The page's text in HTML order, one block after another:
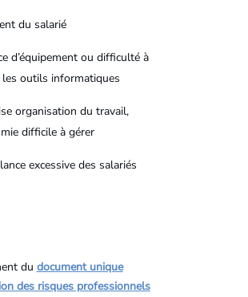
du salarié
d’équipement ou difficulté à
outils informatiques
organisation du travail,
difficile à gérer
excessive des salariés
du document unique
des risques professionnels